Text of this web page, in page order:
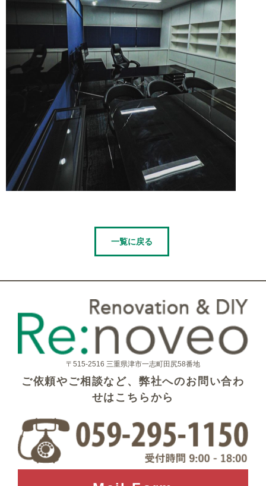
一覧に戻る
〒515-2516 三重県津市一志町田尻58番地
ご依頼やご相談など、弊社へのお問い合わ
せはこちらから